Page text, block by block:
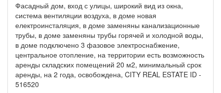
Фасадный дом, вход с улицы, широкий вид из окна,
система вентиляции воздуха, в доме новая
електроинсталяция, в доме заменяны канализационные
трубы, в доме заменяны трубы горячей и холодной воды,
в доме подключено 3 фазовое электроснабжение,
центральное отопление, на территории есть возможность
аренды складских помещений 20 м2, минимальный срок
аренды, на 2 года, освобождена, CITY REAL ESTATE ID -
516520